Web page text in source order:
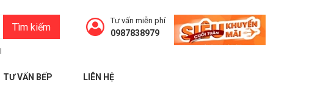
Tìm kiếm
Tư vấn miễn phí
0987838979
TƯ VẤN BẾP LIÊN HỆ